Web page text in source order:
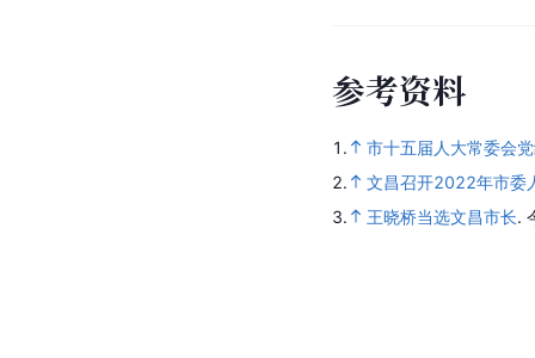
参考资料
1.
市十五届人大常委会
2.
文昌召开2022年市委
3.
王晓桥当选文昌市长.